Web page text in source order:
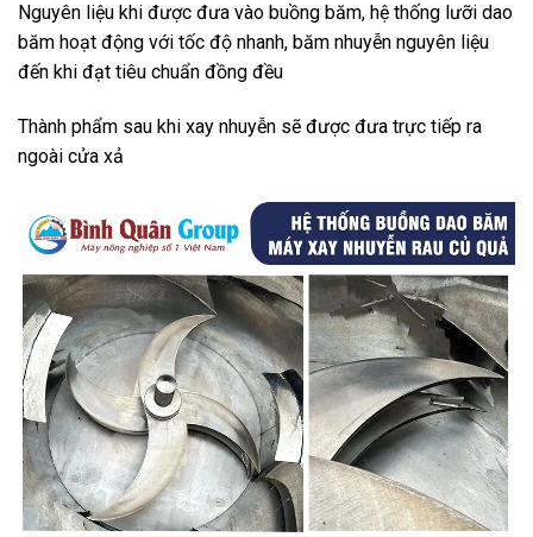
Nguyên liệu khi được đưa vào buồng băm, hệ thống lưỡi dao
băm hoạt động với tốc độ nhanh, băm nhuyễn nguyên liệu
đến khi đạt tiêu chuẩn đồng đều
Thành phẩm sau khi xay nhuyễn sẽ được đưa trực tiếp ra
ngoài cửa xả